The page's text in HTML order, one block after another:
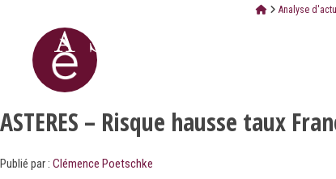
Analyse
ASTERES – Risque hausse taux
Publié par : Clémence Poetschke